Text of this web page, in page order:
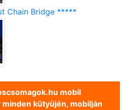
Chain Bridge *****
mobil
kütyüjén, mobilján